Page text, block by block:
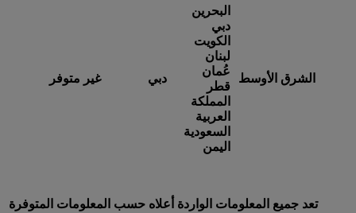
الشرق الأوسط
البحرين
دبي
الكويت
لبنان
عُمان
قطر
المملكة
العربية
السعودية
اليمن
دبي غير متوفر
تعد جميع المعلومات الواردة أعلاه حسب المعلومات المتوفرة